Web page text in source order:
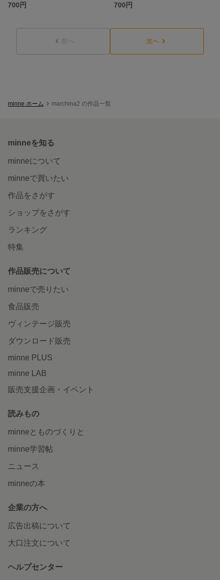
700円
700円
前へ 次へ
minne ホーム marchina2 の作品一覧
minneを知る
minneについて
minneで買いたい
作品をさがす
ショップをさがす
ランキング
特集
作品販売について
minneで売りたい
食品販売
ヴィンテージ販売
ダウンロード販売
minne PLUS
minne LAB
販売支援企画・イベント
読みもの
minneとものづくりと
minne学習帖
ニュース
minneの本
企業の方へ
広告出稿について
大口注文について
ヘルプセンター